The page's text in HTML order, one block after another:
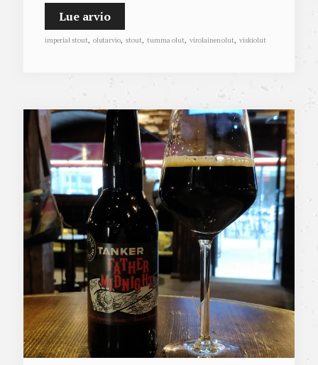
Lue arvio
imperial stout, olutarvio, stout, tumma olut, virolainen olut, viskiolut